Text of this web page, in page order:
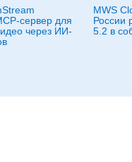
сервер для
через ИИ-
MWS
России
5.2 в